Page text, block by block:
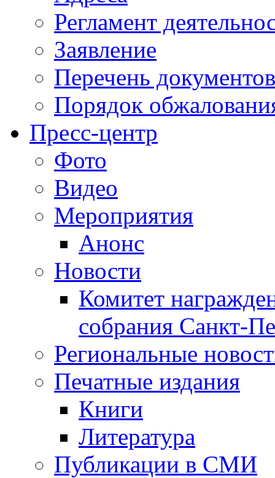
Регламент
Заявление
Перечень документов
Порядок
Пресс-центр
Фото
Видео
Мероприятия
Анонс
Новости
Комитет
собрания Санкт-
Региональные
Печатные издания
Книги
Литература
Публикации в СМИ